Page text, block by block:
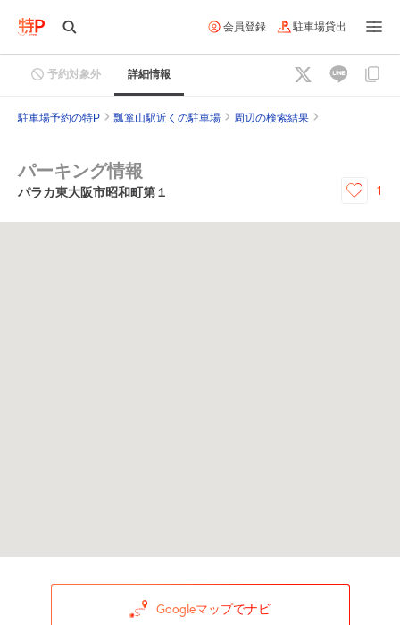
会員登録 駐車場貸出
予約対象外 詳細情報
駐車場予約の特P 瓢箪山駅近くの駐車場 周辺の検索結果
パーキング情報
パラカ東大阪市昭和町第１ 1
Googleマップでナビ